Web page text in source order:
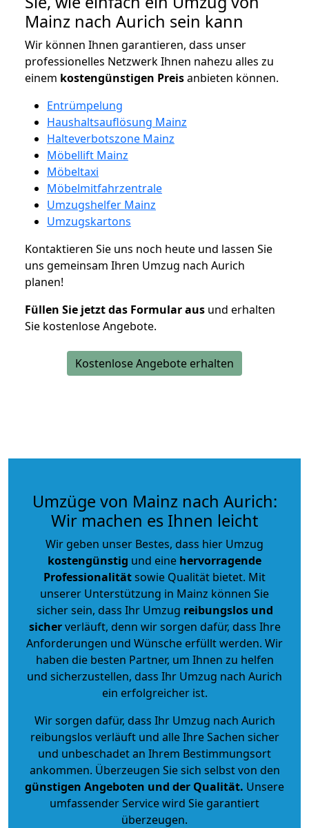
Mainz nach Aurich sein kann
Wir können Ihnen garantieren, dass unser
professionelles Netzwerk Ihnen nahezu alles zu
einem kostengünstigen Preisanbieten können.
Entrümpelung
Haushaltsauflösung Mainz
Halteverbotszone Mainz
Möbellift Mainz
Möbeltaxi
Möbelmitfahrzentrale
Umzugshelfer Mainz
Umzugskartons
Kontaktieren Sie uns noch heute und lassen Sie
uns gemeinsam Ihren Umzug nach Aurich
planen!
Füllen Sie jetzt das Formular aus und erhalten
Sie kostenlose Angebote.
Kostenlose Angebote erhalten
Umzüge von Mainz nach Aurich:
Wir machen es Ihnen leicht
Wir geben unser Bestes, dass hier Umzug
kostengünstig und eine hervorragende
Professionalitätsowie Qualität bietet. Mit
unserer Unterstützung in Mainz können Sie
sicher sein, dass Ihr Umzug reibungslos und
sicherverläuft, denn wir sorgen dafür, dass Ihre
Anforderungen und Wünsche erfüllt werden. Wir
haben die besten Partner, um Ihnen zu helfen
und sicherzustellen, dass Ihr Umzug nach Aurich
ein erfolgreicher ist.
Wir sorgen dafür, dass Ihr Umzug nach Aurich
reibungslos verläuft und alle Ihre Sachen sicher
und unbeschadet an Ihrem Bestimmungsort
ankommen. Überzeugen Sie sich selbst von den
günstigen Angeboten und der Qualität. Unsere
umfassender Service wird Sie garantiert
überzeugen.